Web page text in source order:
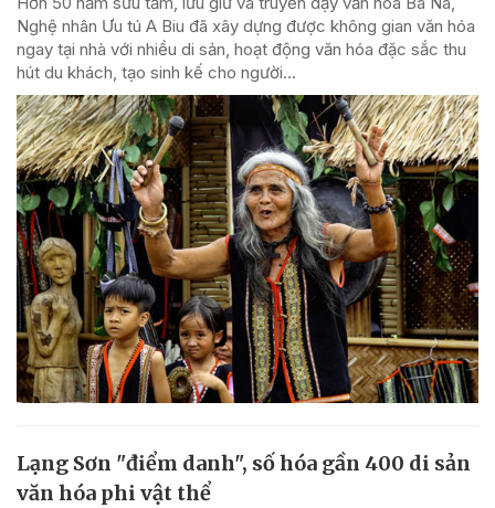
Nghệ nhân Ưu tú A Biu đã xây dựng được không gian văn hóa
ngay tại nhà với nhiều di sản, hoạt động văn hóa đặc sắc thu
hút du khách, tạo sinh kế cho người...
Lạng Sơn "điểm danh", số hóa gần 400 di sản
văn hóa phi vật thể